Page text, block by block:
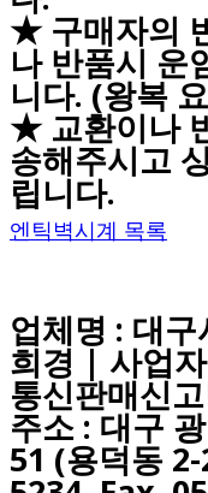
★ 구매자의
나 반품시 운
니다. (왕복
★ 교환이나
송해주시고
립니다.
엔틱벽시계 목록
업체명 : 대
희경 | 사업
통신판매신
주소 : 대구
51 (용덕동